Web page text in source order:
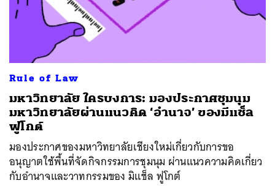
Rule of Law
มหาวิทยาลัย ใครบงการ: มองประกาศชุมนุม
มหาวิทยาลัยผ่านแนวคิด ‘อำนาจ’ ของมีแช็ล
ฟูโกต์
มองประกาศของมหาวิทยาลัยเชียงใหม่เกี่ยวกับการขอ
อนุญาตใช้พื้นที่จัดกิจกรรมการชุมนุม ผ่านแนวความคิดเกี่ยว
กับอำนาจและวาทกรรมของ มิแช็ล ฟูโกต์